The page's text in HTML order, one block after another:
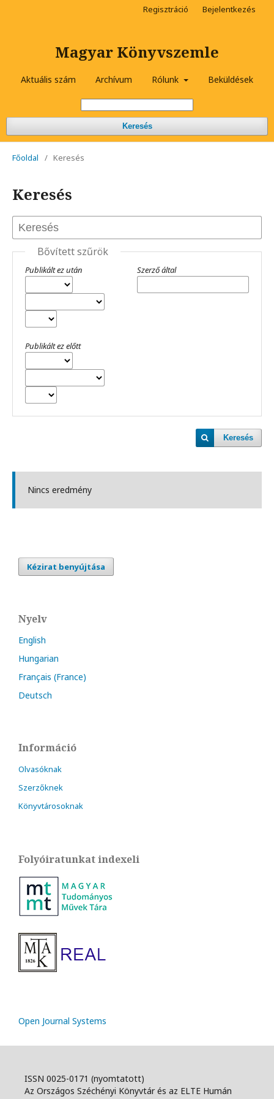
Magyar Könyvszemle
Aktuális szám Archívum Rólunk Beküldések
Keresés
Regisztráció Bejelentkezés
Főoldal / Keresés
Keresés
Bővített szűrök
Publikált ez után
Publikált ez előtt
Szerző által
Keresés
Nincs eredmény
Kézirat benyújtása
Nyelv
English
Hungarian
Français (France)
Deutsch
Információ
Olvasóknak
Szerzőknek
Könyvtárosoknak
Folyóiratunkat indexeli
Open Journal Systems
ISSN 0025-0171 (nyomtatott)
Az Országos Széchényi Könyvtár és az ELTE Humán